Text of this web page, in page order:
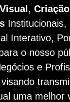
,
Institucionais,
Interativo,
o nosso
e
uma melhor